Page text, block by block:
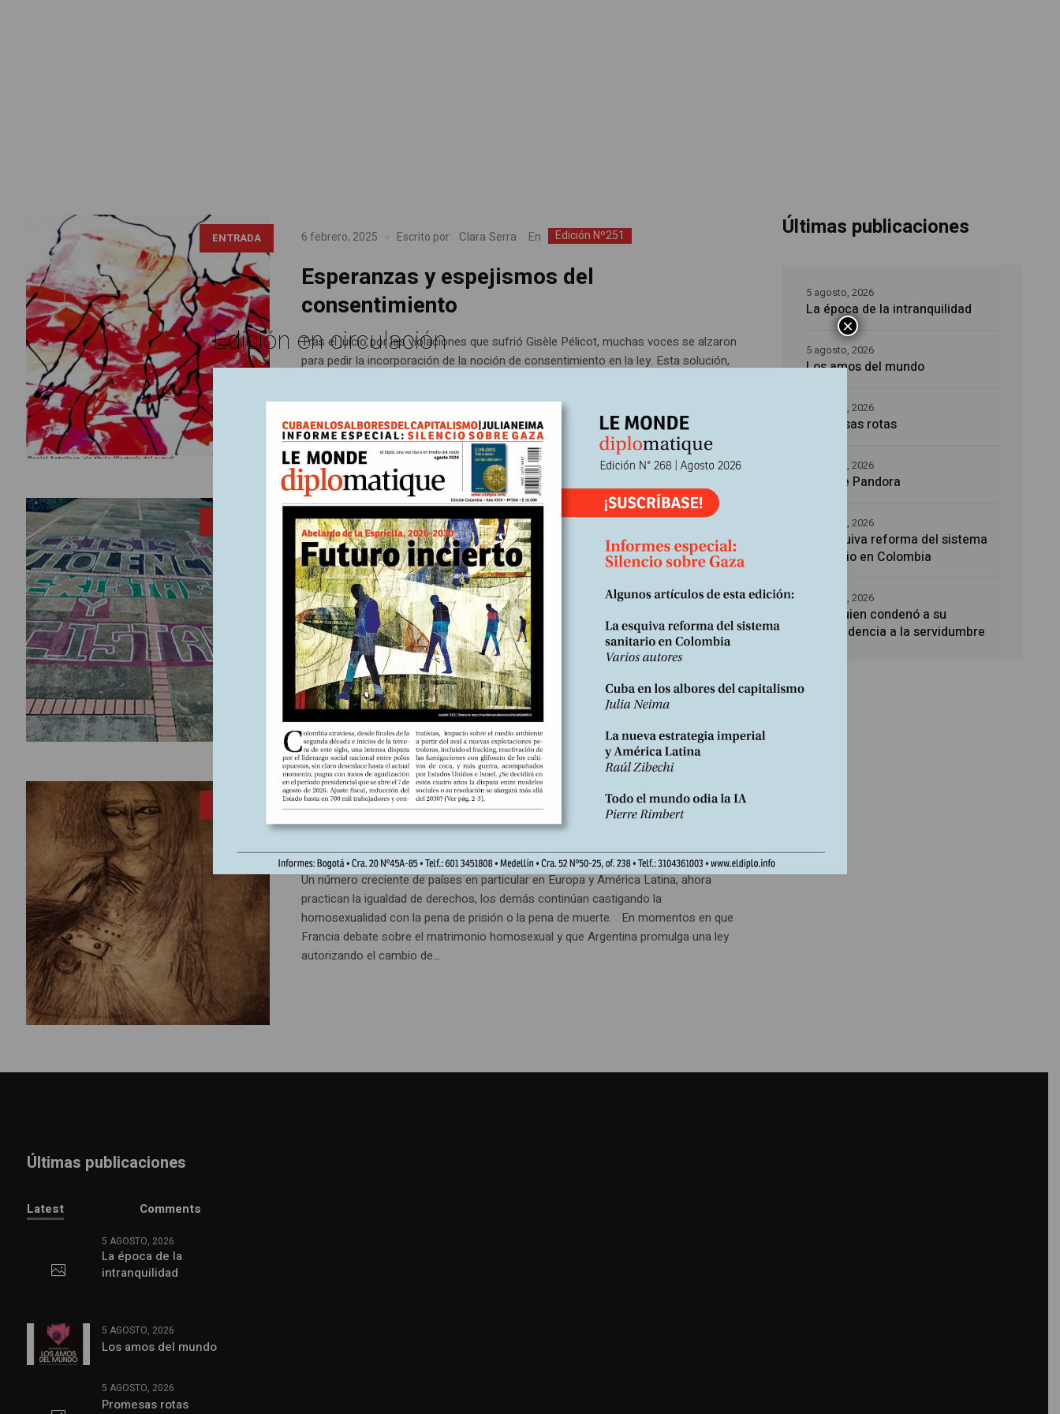
ENTRADA 6 febrero, 2025 Escrito por: Clara Serra En Edición Nº251
Esperanzas y espejismos del
consentimiento
Tras el juicio por las violaciones que sufrió Gisèle Pélicot, muchas voces se alzaron
para pedir la incorporación de la noción de consentimiento en la ley. Esta solución,
consecuencias políticas inquietantes que fueron expuestas por la filósofa Clara
Serra en su...
6 enero, 2023 Escrito por: Comisión de Género de la Asamblea de profesoras y de
profesores de la UdeA
En Coordenadas
Visibilización y erradicación de las
violencias basadas en género
En junio pasado aparecieron en la Facultad de Ciencias Exactas y Naturales los
primeros “muros de los lamentos” y escraches a acosadores.
10 diciembre, 2012 Escrito por: Artículo publicado edición Nº118
Lo que está en juego en la cuestión LGBT
Un número creciente de países en particular en Europa y América Latina, ahora
practican la igualdad de derechos, los demás continúan castigando la
homosexualidad con la pena de prisión o la pena de muerte. En momentos en que
Francia debate sobre el matrimonio homosexual y que Argentina promulga una ley
autorizando el cambio de...
Últimas publicaciones
La época de la intranquilidad
5 agosto, 2026
Los amos del mundo
5 agosto, 2026
Promesas rotas
5 agosto, 2026
Caja de Pandora
4 agosto, 2026
La esquiva reforma del sistema
sanitario en Colombia
4 agosto, 2026
Noé, quien condenó a su
descendencia a la servidumbre
4 agosto, 2026
Últimas publicaciones
Latest Comments
5 AGOSTO, 2026
La época de la
intranquilidad
5 AGOSTO, 2026
Los amos del mundo
5 AGOSTO, 2026
Promesas rotas
Edición en circulación ×